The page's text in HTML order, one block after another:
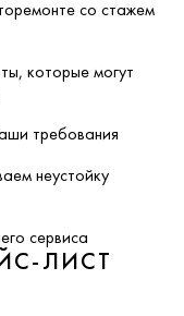
со стажем
которые могут
требования
неустойку
сервиса
ЛИСТ